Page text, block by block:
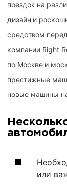
поездок на
дизайн и
средством
компании Right
по Москве и
престижные
новые машины
или